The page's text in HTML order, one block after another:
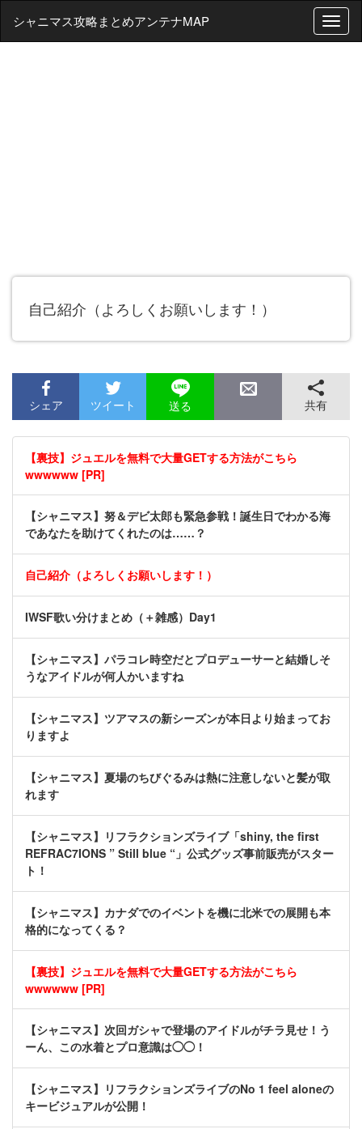
T
o
シャニマス攻略まとめアンテナMAP
自己紹介（よろしくお願いします！）
シェア ツイート 送る 共有
【裏技】ジュエルを無料で大量GETする方法がこちら
wwwwww [PR]
【シャニマス】努＆デビ太郎も緊急参戦！誕生日でわかる海
であなたを助けてくれたのは……？
自己紹介（よろしくお願いします！）
IWSF歌い分けまとめ（＋雑感）Day1
【シャニマス】パラコレ時空だとプロデューサーと結婚しそ
うなアイドルが何人かいますね
【シャニマス】ツアマスの新シーズンが本日より始まってお
りますよ
【シャニマス】夏場のちびぐるみは熱に注意しないと髪が取
れます
【シャニマス】リフラクションズライブ「shiny, the first
REFRAC7IONS ” Still blue “」公式グッズ事前販売がスター
ト！
【シャニマス】カナダでのイベントを機に北米での展開も本
格的になってくる？
【裏技】ジュエルを無料で大量GETする方法がこちら
wwwwww [PR]
【シャニマス】次回ガシャで登場のアイドルがチラ見せ！う
ーん、この水着とプロ意識は◯◯！
【シャニマス】リフラクションズライブのNo 1 feel aloneの
キービジュアルが公開！